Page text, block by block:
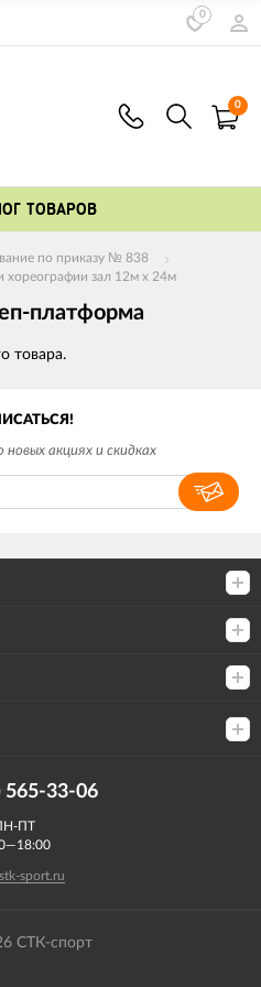
0
0
ТОВАРОВ
по приказу № 838
хореографии зал 12м х 24м
платформа
товара.
акциях и скидках
565-33-06
ПТ
sport.ru
СТК-спорт